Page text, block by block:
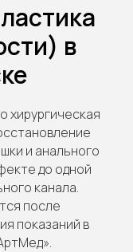
в
хирургическая
и анального
до одной
канала.
после
показаний в